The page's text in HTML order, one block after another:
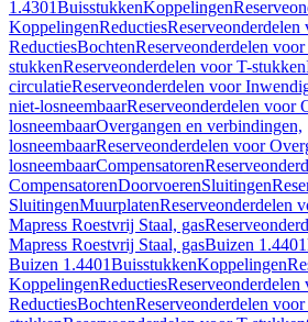
1.4301BuisstukkenKoppelingen
KoppelingenReductiesReserveonderdelen
ReductiesBochtenReserveonderdelen
stukkenReserveonderdelen voor T-stukken
circulatieReserveonderdelen voor
niet-losneembaarReserveonderdelen voor
losneembaarOvergangen en verbindingen,
losneembaarReserveonderdelen voor
losneembaarCompensatoren
CompensatorenDoorvoerenSluitingen
SluitingenMuurplatenReserveonderdelen
Mapress Roestvrij Staal, gas
Mapress Roestvrij Staal, gasBuizen 1.4401
Buizen 1.4401BuisstukkenKoppelingen
KoppelingenReductiesReserveonderdelen
ReductiesBochtenReserveonderdelen